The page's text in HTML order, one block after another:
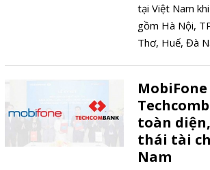
xuất hiện nhiều
thác hết tiềm
tại Việt Nam
gồm Hà Nội,
Thơ, Huế, Đà
chuẩn vào năm
mục tiêu đó
nghệ buộc
hạ tầng số
thoát khỏi cảnh
MobiFone
toàn
thái tài
Nam